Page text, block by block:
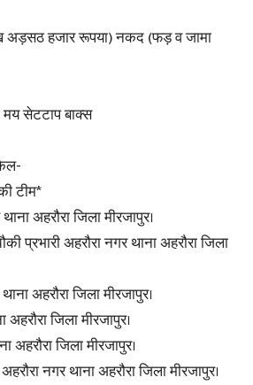
हजार रूपया) नकद (फड़ व जामा
सेटटाप बाक्स
टीम*
अहरौरा जिला मीरजापुर।
प्रभारी अहरौरा नगर थाना अहरौरा जिला
अहरौरा जिला मीरजापुर।
जिला मीरजापुर।
अहरौरा जिला मीरजापुर।
नगर थाना अहरौरा जिला मीरजापुर।